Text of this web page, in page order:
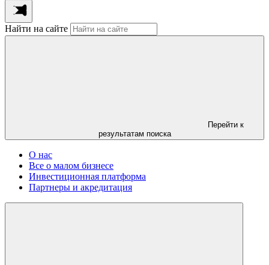
Найти на сайте
Перейти к
результатам поиска
О нас
Все о малом бизнесе
Инвестиционная платформа
Партнеры и акредитация